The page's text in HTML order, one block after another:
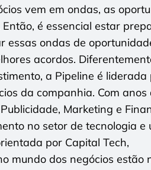
vem em ondas, as
é essencial estar
essas ondas de
acordos.
a Pipeline é liderada
da companhia. Com anos
Marketing e
no setor de tecnologia e
por Capital Tech,
mundo dos negócios estão